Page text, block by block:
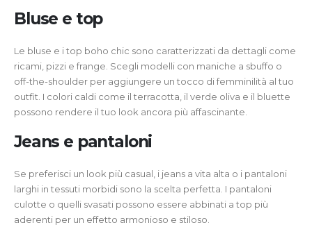
Bluse e top
Le bluse e i top boho chic sono caratterizzati da dettagli come
ricami, pizzi e frange. Scegli modelli con maniche a sbuffo o
off-the-shoulder per aggiungere un tocco di femminilità al tuo
outfit. I colori caldi come il terracotta, il verde oliva e il bluette
possono rendere il tuo look ancora più affascinante.
Jeans e pantaloni
Se preferisci un look più casual, i jeans a vita alta o i pantaloni
larghi in tessuti morbidi sono la scelta perfetta. I pantaloni
culotte o quelli svasati possono essere abbinati a top più
aderenti per un effetto armonioso e stiloso.